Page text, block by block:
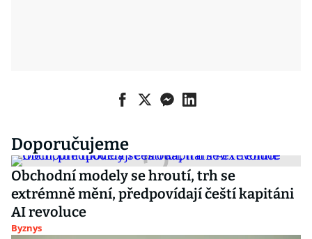
Doporučujeme
Obchodní modely se hroutí, trh se
extrémně mění, předpovídají čeští kapitáni
AI revoluce
Byznys